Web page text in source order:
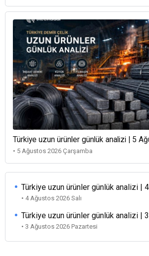
Türkiye uzun ürünler günlük analizi | 5
• 5 Ağustos 2026 Çarşamba
Türkiye uzun ürünler günlük analizi |
• 4 Ağustos 2026 Salı
Türkiye uzun ürünler günlük analizi |
• 3 Ağustos 2026 Pazartesi